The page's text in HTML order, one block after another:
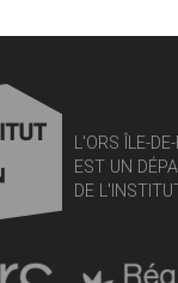
L'ORS ÎLE-
EST UN
DE